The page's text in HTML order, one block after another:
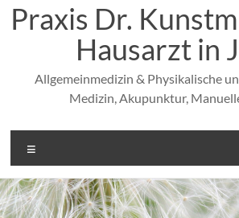
Praxis Dr.
Hausarzt in
Allgemeinmedizin & Physikalische
Medizin, Akupunktur,